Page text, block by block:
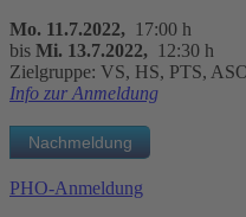
Mo. 11.7.2022, 17:00 h
bis Mi. 13.7.2022, 12:30 h
Zielgruppe: VS, HS, PTS,
Info zur Anmeldung
PHO-Anmeldung